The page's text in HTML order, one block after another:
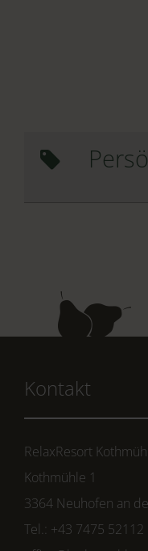
Kontakt
RelaxResort
Kothmühle 1
3364 Neuhofen an
Tel.: +43 7475 52112